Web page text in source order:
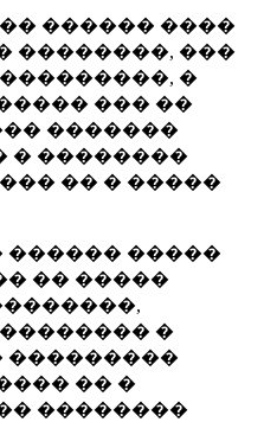
������ ����
��������, ���
�
��� ��
�������
� ��������
�� � �����
������ �����
�� �����
�
���������
�� �
��������